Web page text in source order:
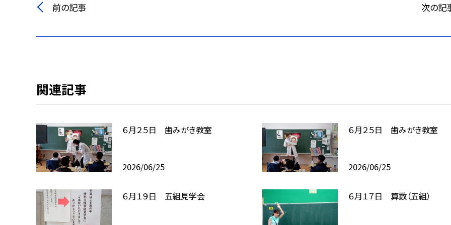
前の記事 次の記
関連記事
６月２５日 歯みがき教室
2026/06/25
６月２５日 歯みがき教室
2026/06/25
６月１９日 五組見学会 ６月１７日 算数（五組）